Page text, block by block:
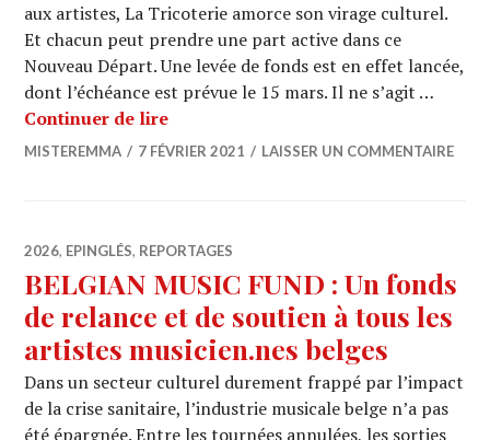
aux artistes, La Tricoterie amorce son virage culturel.
Et chacun peut prendre une part active dans ce
Nouveau Départ. Une levée de fonds est en effet lancée,
dont l’échéance est prévue le 15 mars. Il ne s’agit …
Continuer de lireLA TRICOTERIE amorce un
MISTEREMMA 7 FÉVRIER 2021 LAISSER UN COMMENTAIRE
2026, EPINGLÉS, REPORTAGES
BELGIAN MUSIC FUND : Un fonds
de relance et de soutien à tous les
artistes musicien.nes belges
Dans un secteur culturel durement frappé par l’impact
de la crise sanitaire, l’industrie musicale belge n’a pas
été épargnée. Entre les tournées annulées, les sorties